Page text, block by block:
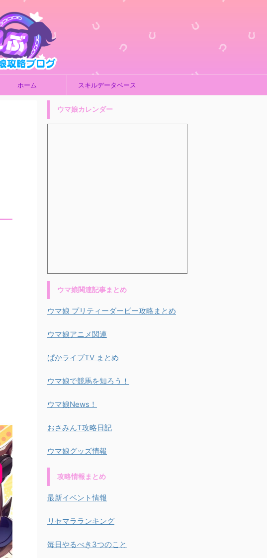
ホーム スキルデータベース
ウマ娘カレンダー
ウマ娘関連記事まとめ
ウマ娘 プリティーダービー攻略まとめ
ウマ娘アニメ関連
ぱかライブTV まとめ
ウマ娘で競馬を知ろう！
ウマ娘News！
おさみんT攻略日記
ウマ娘グッズ情報
攻略情報まとめ
最新イベント情報
リセマラランキング
毎日やるべき3つのこと